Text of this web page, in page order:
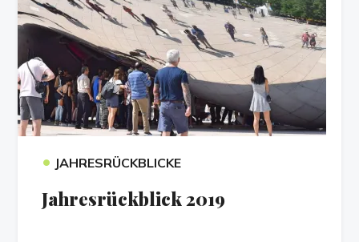
• JAHRESRÜCKBLICKE
Jahresrückblick 2019